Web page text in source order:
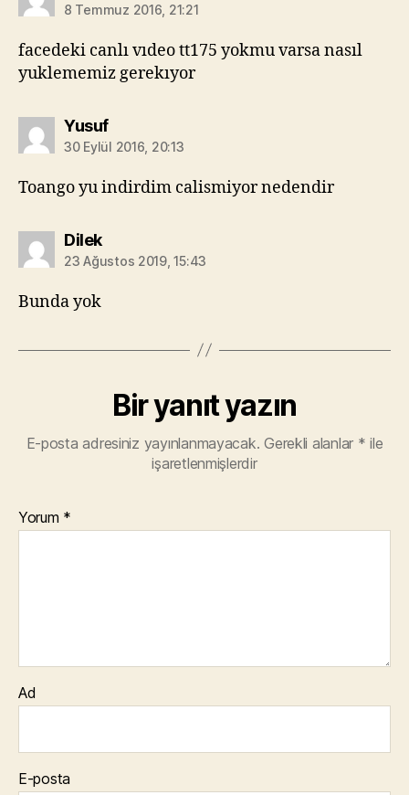
8 Temmuz 2016, 21:21
facedeki canlı vıdeo tt175 yokmu varsa nasıl
yuklememiz gerekıyor
Yusufdiyorki:
30 Eylül 2016, 20:13
Toango yu indirdim calismiyor nedendir
Dilekdiyorki:
23 Ağustos 2019, 15:43
Bunda yok
Bir yanıt yazın
E-posta adresiniz yayınlanmayacak. Gerekli alanlar * ile
işaretlenmişlerdir
Yorum *
Ad
E-posta